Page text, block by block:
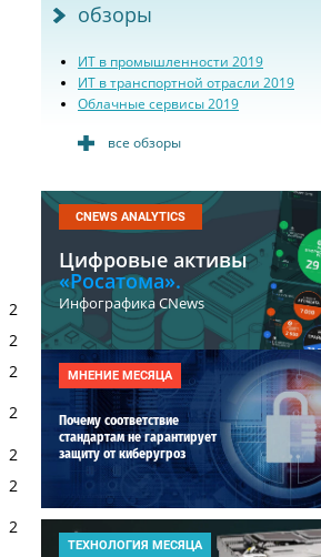
2
2
2
2
2
2
2
обзоры
ИТ в промышленности 2019
ИТ в транспортной отрасли 2019
Облачные сервисы 2019
все обзоры
CNEWS ANALYTICS
Цифровые активы
«Росатома».
Инфографика CNews
МНЕНИЕ МЕСЯЦА
Почему соответствие
стандартам не гарантирует
защиту от киберугроз
ТЕХНОЛОГИЯ МЕСЯЦА